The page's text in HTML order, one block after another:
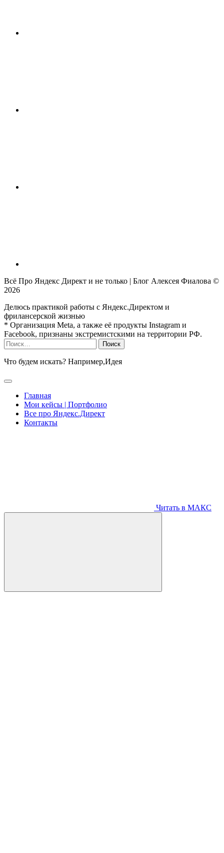
Всё Про Яндекс Директ и не только | Блог Алексея Фиалова ©
2026
Делюсь практикой работы с Яндекс.Директом и
фрилансерской жизнью
* Организация Meta, а также её продукты Instagram и
Facebook, признаны экстремистскими на территории РФ.
Найти:
Что будем искать? Например,Идея
Главная
Мои кейсы | Портфолио
Все про Яндекс.Директ
Контакты
Читать в МАКС